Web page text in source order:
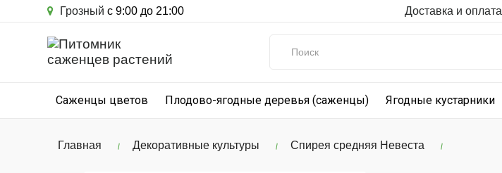
Грозный с 9:00 до 21:00 Доставка и оплата
Саженцы цветов Плодово-ягодные деревья (саженцы) Ягодные кустарники
Главная Декоративные культуры Спирея средняя Невеста